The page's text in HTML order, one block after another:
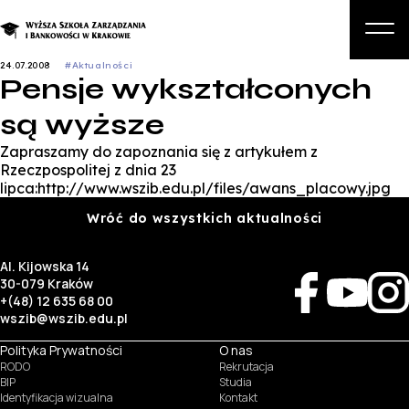
O nas
Studia podyplomowe i kursy
Kandydat
Biznes
Zapisz się na studia
24.07.2008 #Aktualności
Pensje wykształconych
są wyższe
Zapraszamy do zapoznania się z artykułem z
Rzeczpospolitej z dnia 23
lipca:http://www.wszib.edu.pl/files/awans_placowy.jpg
Wróć do wszystkich aktualności
Al. Kijowska 14
30-079 Kraków
+(48) 12 635 68 00
wszib@wszib.edu.pl
Polityka Prywatności
RODO
BIP
Identyfikacja wizualna
O nas
Rekrutacja
Studia
Kontakt